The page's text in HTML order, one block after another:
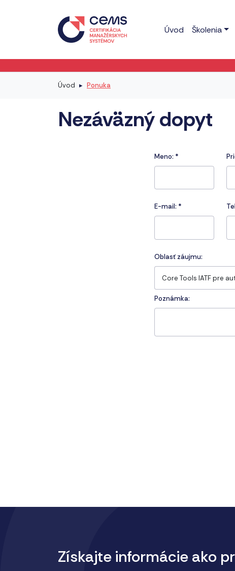
Úvod Školenia
Úvod Ponuka
Nezáväzný dopyt
Meno: *
E-mail: *
Oblasť záujmu:
Poznámka:
Získajte informácie ako